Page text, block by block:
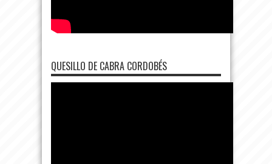
QUESILLO DE CABRA CORDOBÉS